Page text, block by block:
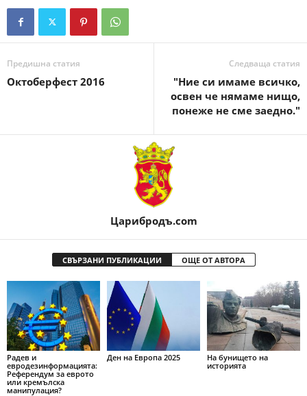
Предишна статия
Октоберфест 2016
Следваща статия
"Ние си имаме всичко,
освен че нямаме нищо,
понеже не сме заедно."
Царибродъ.com
СВЪРЗАНИ ПУБЛИКАЦИИ ОЩЕ ОТ АВТОРА
Радев и
евродезинформацията:
Референдум за еврото
или кремълска
манипулация?
Ден на Европа 2025
На бунището на
историята